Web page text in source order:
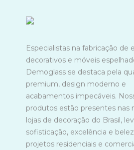
Especialistas na fabricação de
decorativos e móveis
Demoglass se destaca pela
premium, design moderno e
acabamentos impecáveis.
produtos estão presentes nas
lojas de decoração do Brasil,
sofisticação, excelência e
projetos residenciais e